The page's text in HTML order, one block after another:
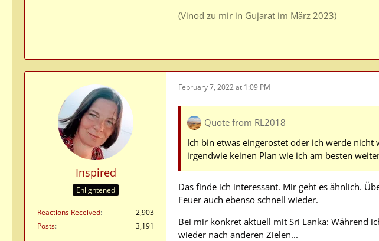
(Vinod zu mir in Gujarat im März 2023)
Inspired
Enlightened
Reactions Received
2,903
Posts
3,191
February 7, 2022 at 1:09 PM
Quote from RL2018
Ich bin etwas eingerostet oder ich werde
irgendwie keinen Plan wie ich am besten
Das finde ich interessant. Mir geht es ähnlich.
Feuer auch ebenso schnell wieder.
Bei mir konkret aktuell mit Sri Lanka: Während
wieder nach anderen Zielen...